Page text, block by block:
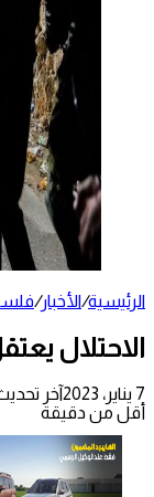
الرئيسية/الأخبار/
الاحتلال
7 يناير، 2023
آخر تحديث: 7 يناير،
أقل من دقيقة